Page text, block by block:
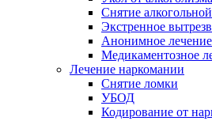
Снятие
Экстренное
Анонимное лечение
Медикаментозное
Лечение наркомании
Снятие ломки
УБОД
Кодирование от